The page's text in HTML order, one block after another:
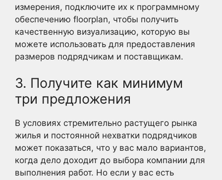
измерения, подключите их к программному
обеспечению floorplan, чтобы получить
качественную визуализацию, которую вы
можете использовать для предоставления
размеров подрядчикам и поставщикам.
3. Получите как минимум
три предложения
В условиях стремительно растущего рынка
жилья и постоянной нехватки подрядчиков
может показаться, что у вас мало вариантов,
когда дело доходит до выбора компании для
выполнения работ. Но если у вас есть